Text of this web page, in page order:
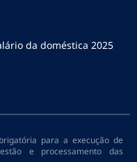
da doméstica 2025
para a execução de
e processamento das